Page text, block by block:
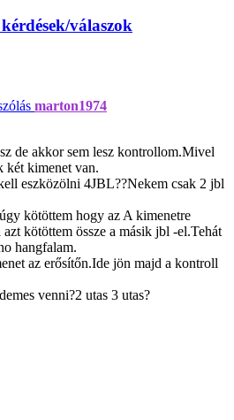
válaszok
marton1974
de akkor sem lesz kontrollom.Mivel
két kimenet van.
eszközölni 4JBL??Nekem csak 2 jbl
kötöttem hogy az A kimenetre
kötöttem össze a másik jbl -el.Tehát
hangfalam.
az erősítőn.Ide jön majd a kontroll
venni?2 utas 3 utas?